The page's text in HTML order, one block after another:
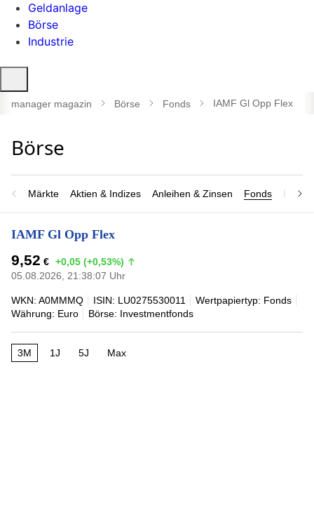
Geldanlage
Börse
Industrie
öffnen
manager magazin Börse Fonds IAMF Gl Opp Flex
Märkte Aktien & Indizes Anleihen & Zinsen Fonds
IAMF Gl Opp Flex
9,52 € +0,05 (+0,53%)
05.08.2026, 21:38:07 Uhr
WKN: A0MMMQ ISIN: LU0275530011
Wertpapiertyp: Fonds
Währung: Euro
Börse: Investmentfonds
3M 1J 5J Max